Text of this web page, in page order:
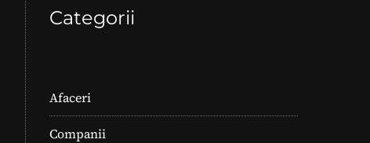
Categorii
Afaceri
Companii